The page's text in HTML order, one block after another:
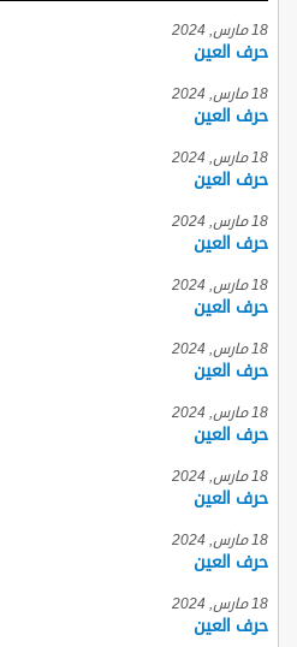
18 مارس, 2024
حرف العين
18 مارس, 2024
حرف العين
18 مارس, 2024
حرف العين
18 مارس, 2024
حرف العين
18 مارس, 2024
حرف العين
18 مارس, 2024
حرف العين
18 مارس, 2024
حرف العين
18 مارس, 2024
حرف العين
18 مارس, 2024
حرف العين
18 مارس, 2024
حرف العين